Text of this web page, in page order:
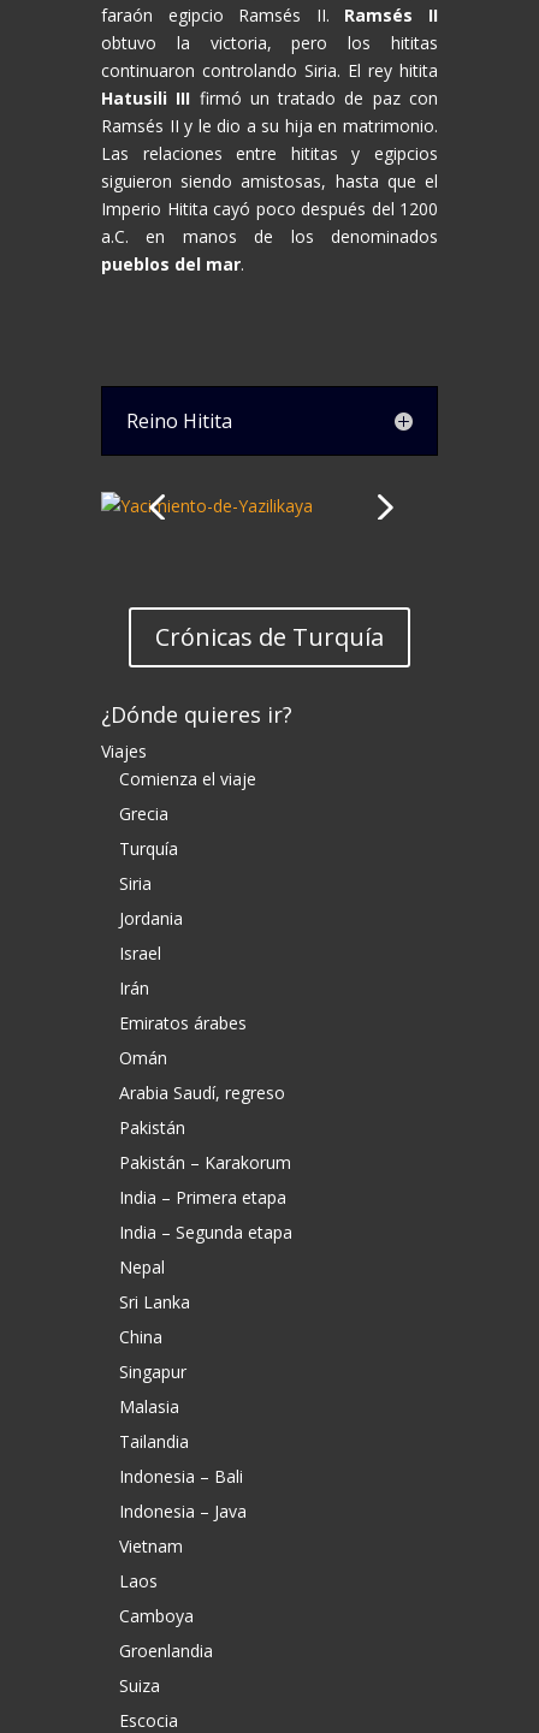
faraón egipcio Ramsés II. Ramsés II
obtuvo la victoria, pero los hititas
continuaron controlando Siria. El rey hitita
Hatusili III firmó un tratado de paz con
Ramsés II y le dio a su hija en matrimonio.
Las relaciones entre hititas y egipcios
siguieron siendo amistosas, hasta que el
Imperio Hitita cayó poco después del 1200
a.C. en manos de los denominados
pueblos del mar.
Reino Hitita
Crónicas de Turquía
¿Dónde quieres ir?
Viajes
Comienza el viaje
Grecia
Turquía
Siria
Jordania
Israel
Irán
Emiratos árabes
Omán
Arabia Saudí, regreso
Pakistán
Pakistán – Karakorum
India – Primera etapa
India – Segunda etapa
Nepal
Sri Lanka
China
Singapur
Malasia
Tailandia
Indonesia – Bali
Indonesia – Java
Vietnam
Laos
Camboya
Groenlandia
Suiza
Escocia